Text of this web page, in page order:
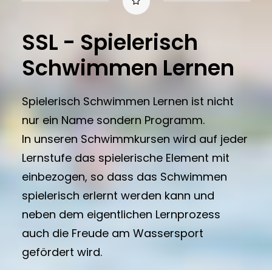
SSL - Spielerisch
Schwimmen Lernen
Spielerisch Schwimmen Lernen ist nicht
nur ein Name sondern Programm.
In unseren Schwimmkursen wird auf jeder
Lernstufe das spielerische Element mit
einbezogen, so dass das Schwimmen
spielerisch erlernt werden kann und
neben dem eigentlichen Lernprozess
auch die Freude am Wassersport
gefördert wird.